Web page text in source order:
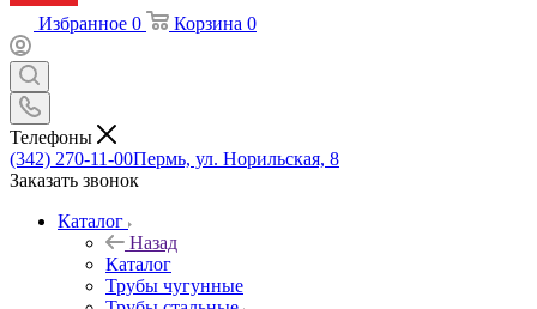
Избранное 0 Корзина 0
Телефоны
(342) 270-11-00Пермь, ул. Норильская, 8
Заказать звонок
Каталог
Назад
Каталог
Трубы чугунные